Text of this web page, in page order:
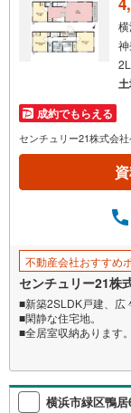
成約でもらえる
センチュリー21株式会
不動産会社おすすめ
センチュリー21株
■新築2SLDK戸建、広
■閑静な住宅地。
■全居室収納あります。
お子様の外遊びにう
休日のお出かけは車
横浜市緑区鴨居